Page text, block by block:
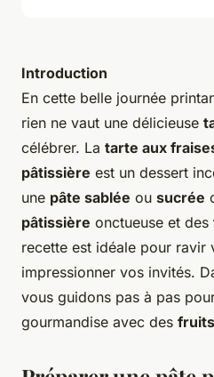
Introduction
En cette belle journée
rien ne vaut une délicieuse
célébrer. La tarte aux
pâtissière est un dessert
une pâte sablée ou sucrée
pâtissière onctueuse et des
recette est idéale pour ravir
impressionner vos invités.
vous guidons pas à pas
gourmandise avec des